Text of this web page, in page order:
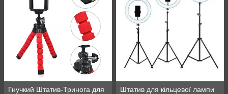
Гнучкий Штатив-Тринога для
Штатив для кільцевої лампи